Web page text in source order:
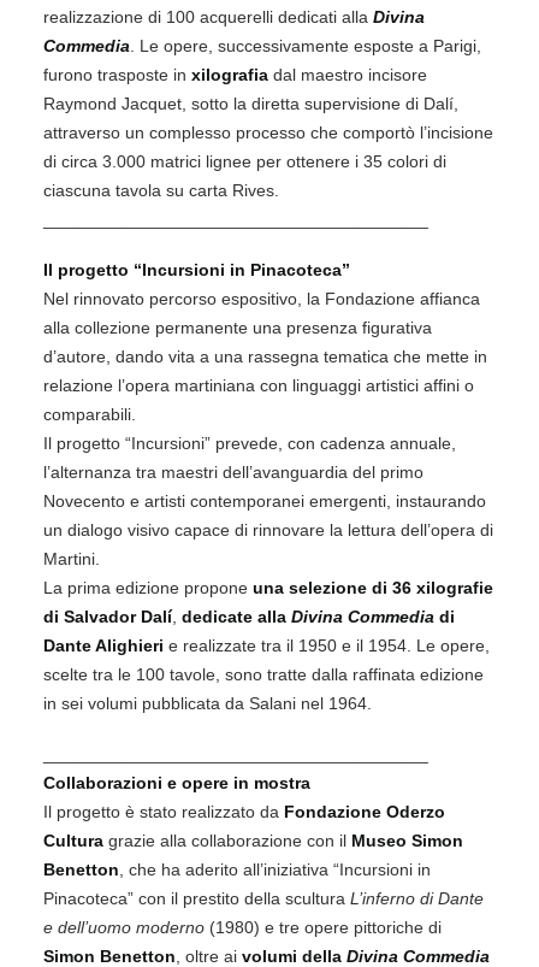
realizzazione di 100 acquerelli dedicati alla Divina
Commedia . Le opere, successivamente esposte a Parigi,
furono trasposte in xilografia dal maestro incisore
Raymond Jacquet, sotto la diretta supervisione di Dalí,
attraverso un complesso processo che comportò l’incisione
di circa 3.000 matrici lignee per ottenere i 35 colori di
ciascuna tavola su carta Rives.
Il progetto “Incursioni in Pinacoteca”
Nel rinnovato percorso espositivo, la Fondazione affianca
alla collezione permanente una presenza figurativa
d’autore, dando vita a una rassegna tematica che mette in
relazione l’opera martiniana con linguaggi artistici affini o
comparabili.
Il progetto “Incursioni” prevede, con cadenza annuale,
l’alternanza tra maestri dell’avanguardia del primo
Novecento e artisti contemporanei emergenti, instaurando
un dialogo visivo capace di rinnovare la lettura dell’opera di
Martini.
La prima edizione propone una selezione di 36 xilografie
di Salvador Dalí, dedicate alla Divina Commedia di
Dante Alighieri e realizzate tra il 1950 e il 1954. Le opere,
scelte tra le 100 tavole, sono tratte dalla raffinata edizione
in sei volumi pubblicata da Salani nel 1964.
Collaborazioni e opere in mostra
Il progetto è stato realizzato da Fondazione Oderzo
Cultura grazie alla collaborazione con il Museo Simon
Benetton , che ha aderito all’iniziativa “Incursioni in
Pinacoteca” con il prestito della scultura L’inferno di Dante
e dell’uomo moderno (1980) e tre opere pittoriche di
Simon Benetton , oltre ai volumi della Divina Commedia